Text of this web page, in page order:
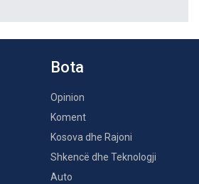
Bota
Opinion
Koment
Kosova dhe Rajoni
Shkencë dhe Teknologji
Auto